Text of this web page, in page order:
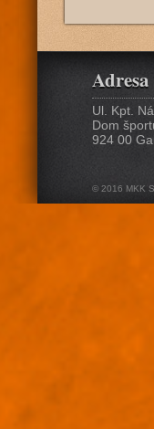
Adresa
Ul. Kpt.
Dom
924 00
© 2016 MKK